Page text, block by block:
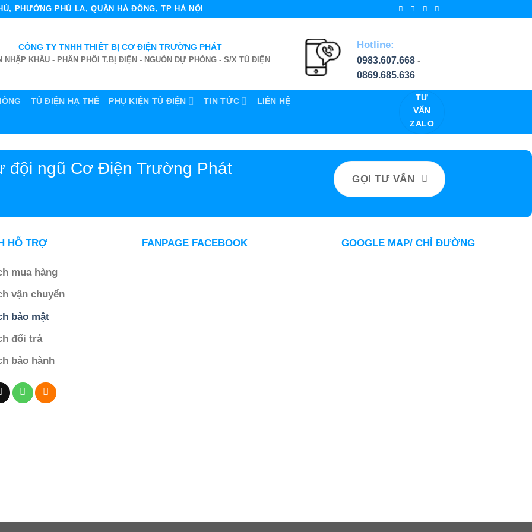
PHƯỜNG PHÚ LA, QUẬN HÀ ĐÔNG, TP HÀ NỘI
CÔNG TY TNHH THIẾT BỊ CƠ ĐIỆN TRƯỜNG PHÁT
NHẬP KHẨU - PHÂN PHỐI T.BỊ ĐIỆN - NGUỒN DỰ PHÒNG - S/X TỦ ĐIỆN
Hotline:
0983.607.668-
0869.685.636
TỦ ĐIỆN HẠ THẾ PHỤ KIỆN TỦ ĐIỆN TIN TỨC LIÊN HỆ
TƯ
VẤN
ZALO
đội ngũ Cơ Điện Trường Phát
GỌI TƯ VẤN
HỖ TRỢ
mua hàng
vận chuyển
bảo mật
đổi trả
bảo hành
FANPAGE FACEBOOK GOOGLE MAP/ CHỈ ĐƯỜNG